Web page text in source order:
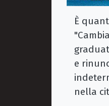
È
e
nella